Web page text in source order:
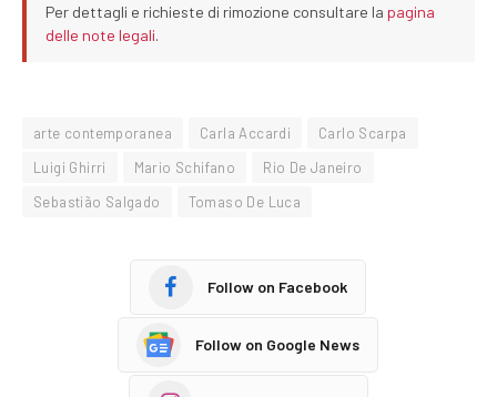
Per dettagli e richieste di rimozione consultare la pagina
delle note legali.
arte contemporanea Carla Accardi
Carlo Scarpa
Luigi Ghirri
Mario Schifano
Rio De Janeiro
Sebastião Salgado
Tomaso De Luca
Follow on Facebook
Follow on Google News